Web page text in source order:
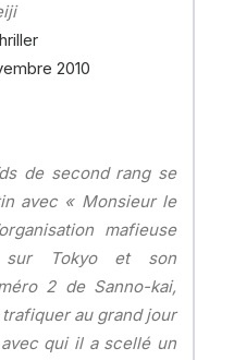
2010
de second rang se
avec « Monsieur le
mafieuse
sur Tokyo et son
2 de Sanno-kai,
au grand jour
qui il a scellé un